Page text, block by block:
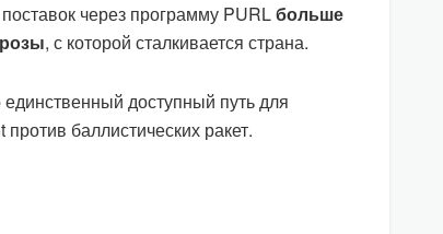
через программу PURLбольше
, с которой сталкивается страна.
единственный доступный путь для
баллистических ракет.